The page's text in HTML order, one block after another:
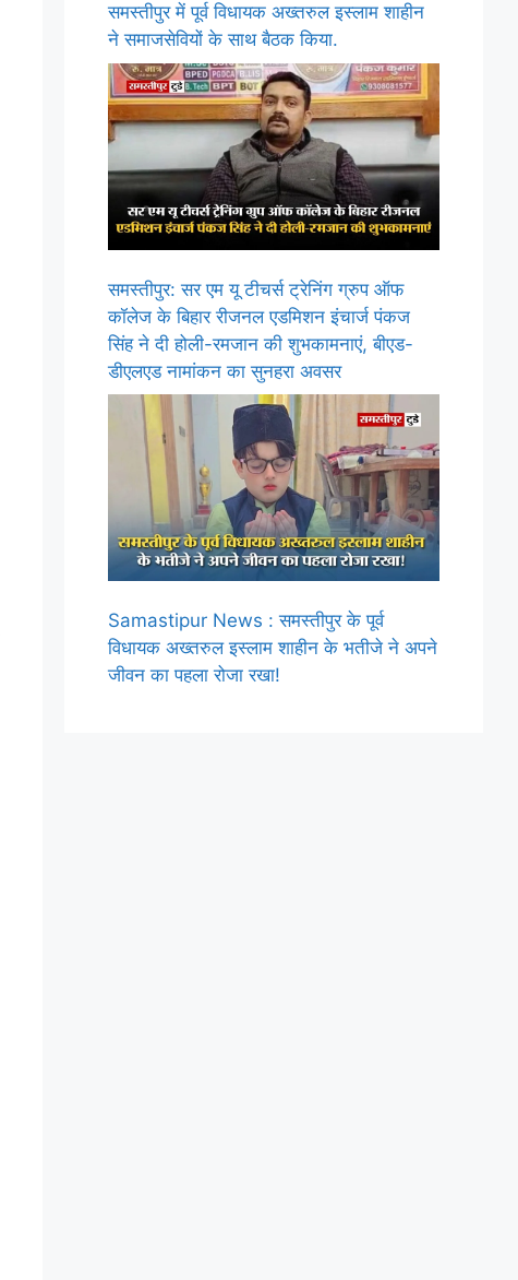
समस्तीपुर में पूर्व विधायक अख्तरुल इस्लाम शाहीन
ने समाजसेवियों के साथ बैठक किया.
समस्तीपुर: सर एम यू टीचर्स ट्रेनिंग ग्रुप ऑफ
कॉलेज के बिहार रीजनल एडमिशन इंचार्ज पंकज
सिंह ने दी होली-रमजान की शुभकामनाएं, बीएड-
डीएलएड नामांकन का सुनहरा अवसर
Samastipur News : समस्तीपुर के पूर्व
विधायक अख्तरुल इस्लाम शाहीन के भतीजे ने अपने
जीवन का पहला रोजा रखा!